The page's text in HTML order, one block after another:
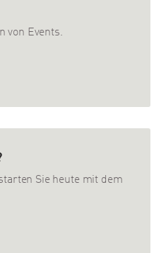
von Events.
Sie heute mit dem